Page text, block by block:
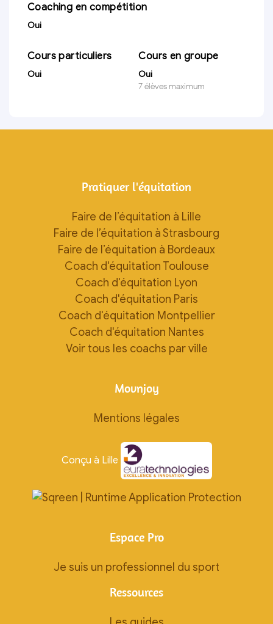
Coaching en compétition
Oui
Cours particuliers
Oui
Cours en groupe
Oui
7 élèves maximum
Pratiquer l'équitation
Faire de l’équitation à Lille
Faire de l’équitation à Strasbourg
Faire de l’équitation à Bordeaux
Coach d'équitation Toulouse
Coach d'équitation Lyon
Coach d'équitation Paris
Coach d'équitation Montpellier
Coach d'équitation Nantes
Voir tous les coachs par ville
Movnjoy
Mentions légales
Conçu à Lille
Espace Pro
Je suis un professionnel du sport
Ressources